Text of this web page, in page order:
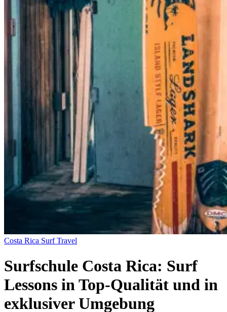
Costa Rica Surf Travel
Surfschule Costa Rica: Surf
Lessons in Top-Qualität und in
exklusiver Umgebung